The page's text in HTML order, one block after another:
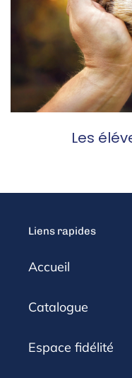
Les
Liens rapides
Accueil
Catalogue
Espace fidélité